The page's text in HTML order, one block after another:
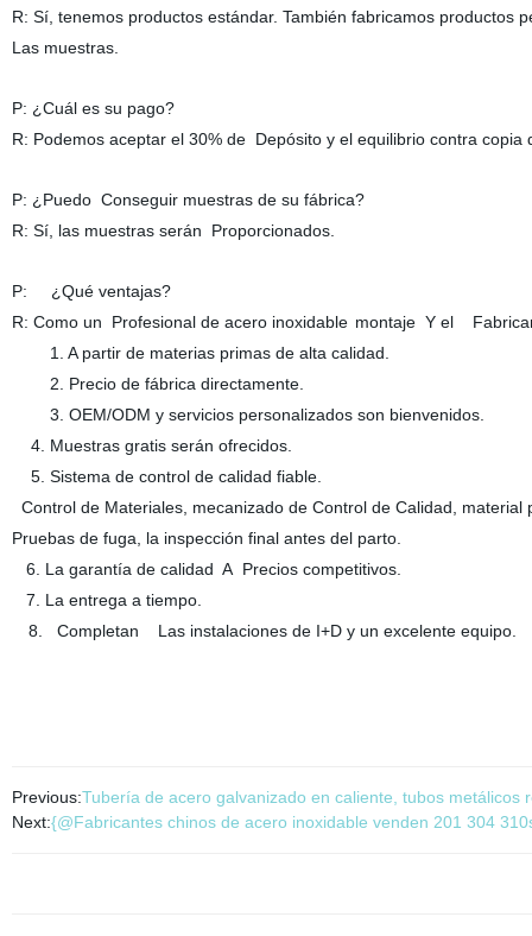
R: Sí, tenemos productos estándar. También fabricamos productos
Las muestras.
P: ¿Cuál es su pago?
R: Podemos aceptar el 30% deDepósito y el equilibrio contra copia
P: ¿Puedo Conseguir muestras de su fábrica?
R: Sí, las muestrasserán Proporcionados.
P: ¿Qué ventajas?
R: Como un Profesional deacero inoxidable montajeY el
1. A partir dematerias primas de alta calidad
2. Precio de fábrica directamente.
3. OEM/ODM y servicios personalizados son bienvenidos.
4. Muestras gratis serán ofrecidos.
5. Sistema de control de calidad fiable.
Control de Materiales, mecanizado de Control de Calidad,
Pruebas de fuga, la inspección final antes del parto.
6. La garantía de calidad A Precios competitivos.
7 . La entrega a tiempo.
8.
Completan Las instalaciones de I+D y un excelente equipo.
Previous:Tubería de acero galvanizado en caliente, tubos metálicos
Next:{@Fabricantes chinos de acero inoxidable venden 201 304